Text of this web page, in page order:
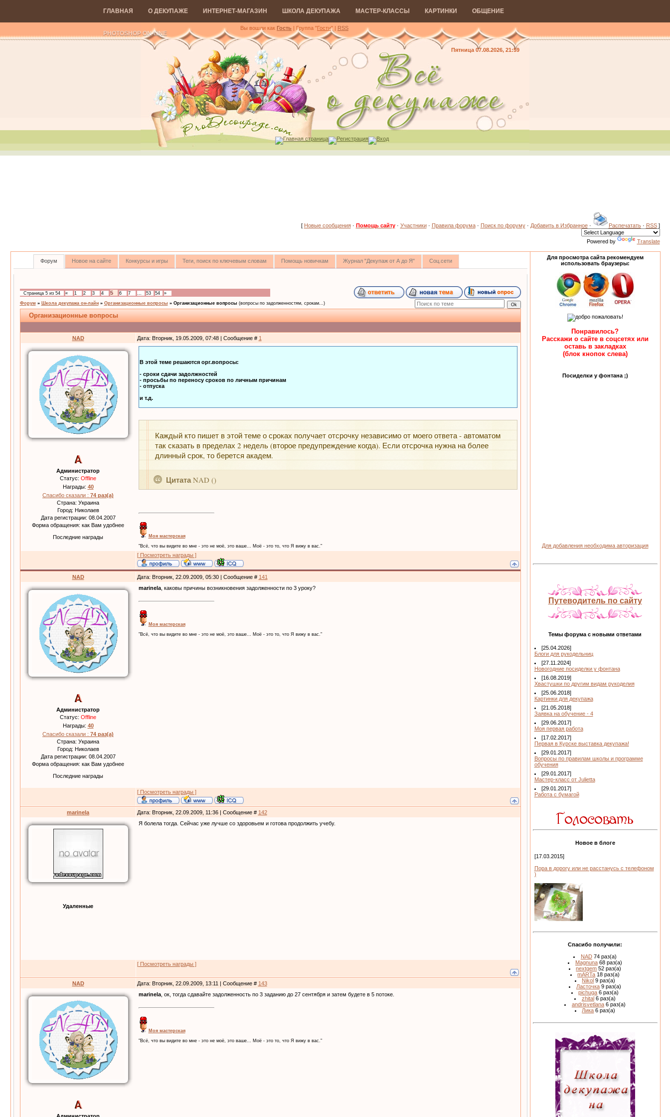
ГЛАВНАЯ О ДЕКУПАЖЕ ИНТЕРНЕТ-МАГАЗИН ШКОЛА ДЕКУПАЖА МАСТЕР-КЛАССЫ КАРТИНКИ ОБЩЕНИЕ
PHOTOSHOP ON-LINE
Вы вошли как Гость | Группа "Гости" | RSS
Пятница 07.08.2026, 21:59
Главная страница Регистрация Вход
[ Новые сообщения· Помощь сайту· Участники· Правила форума· Поиск по форуму· Добавить в Избранное· Распечатать· RSS]
Powered by Translate
Форум Новое на сайте Конкурсы и игры Теги, поиск по ключевым словам Помощь новичкам Журнал "Декупаж от А до Я" Соц.сети
Страница 5из 54 « 1 2 3 4 5 6 7 … 53 54
»
Форум » Школа декупажа он-лайн » Организационные вопросы » Организационные вопросы (вопросы по задолженностям, срокам...)
Организационные вопросы
NAD Дата: Вторник, 19.05.2009, 07:48 | Сообщение # 1
Администратор
Статус: Offline
Награды: 40
Спасибо сказали : 74 раз(а)
Страна: Украина
Город: Николаев
Дата регистрации: 08.04.2007
Форма обращения: как Вам удобнее
Последние награды
В этой теме решаются орг.вопросы:
- сроки сдачи задолжностей
- просьбы по переносу сроков по личным причинам
- отпуска
и т.д.
Цитата NAD()
Каждый кто пишет в этой теме о сроках получает отсрочку независимо от моего ответа - автоматом
так сказать в пределах 2 недель (второе предупреждение когда). Если отсрочка нужна на более
длинный срок, то берется академ.
Моя мастерская
"Всё, что вы видите во мне - это не моё, это ваше... Моё - это то, что Я вижу в вас."
[ Посмотреть награды ]
NAD Дата: Вторник, 22.09.2009, 05:30 | Сообщение # 141
Администратор
Статус: Offline
Награды: 40
Спасибо сказали : 74 раз(а)
Страна: Украина
Город: Николаев
Дата регистрации: 08.04.2007
Форма обращения: как Вам удобнее
Последние награды
marinela, каковы причины возникновения задолженности по 3 уроку?
Моя мастерская
"Всё, что вы видите во мне - это не моё, это ваше... Моё - это то, что Я вижу в вас."
[ Посмотреть награды ]
marinela Дата: Вторник, 22.09.2009, 11:36 | Сообщение # 142
Удаленные
Я болела тогда. Сейчас уже лучше со здоровьем и готова продолжить учебу.
[ Посмотреть награды ]
NAD Дата: Вторник, 22.09.2009, 13:11 | Сообщение # 143
marinela, ок, тогда сдавайте задолженность по 3 заданию до 27 сентября и затем будете в 5 потоке.
Моя мастерская
"Всё, что вы видите во мне - это не моё, это ваше... Моё - это то, что Я вижу в вас."
Для просмотра сайта рекомендуем
использовать браузеры:
Понравилось?
Расскажи о сайте в соцсетях или
оставь в закладках
(блок кнопок слева)
Посиделки у фонтана ;)
Для добавления необходима авторизация
Путеводитель по сайту
Темы форума с новыми ответами
[25.04.2026]
Блоги для рукодельниц
[27.11.2024]
Новогодние посиделки у фонтана
[16.08.2019]
Хвастушки по другим видам рукоделия
[25.06.2018]
Картинки для декупажа
[21.05.2018]
Заявка на обучение - 4
[29.06.2017]
Моя первая работа
[17.02.2017]
Первая в Курске выставка декупажа!
[29.01.2017]
Вопросы по правилам школы и программе
обучения
[29.01.2017]
Мастер-класс от Julietta
[29.01.2017]
Работа с бумагой
Новое в блоге
[17.03.2015]
Пора в дорогу или не расстанусь с телефоном
)
Спасибо получили:
NAD74 раз(а)
Magnuna68 раз(а)
nextgem 52 раз(а)
mARTa 18 раз(а)
Nikol 9 раз(а)
Ласточка9 раз(а)
pichuga 6 раз(а)
zhital 6 раз(а)
andrisvetlana6 раз(а)
Лика 6 раз(а)